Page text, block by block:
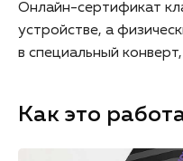
Онлайн-сертификат
устройстве, а
в специальный
Как это